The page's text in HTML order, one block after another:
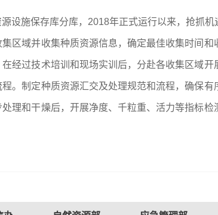
设施保存库分库，2018年正式运行以来，抢抓
区域并收集种质资源信息，确定最佳收集时间
经过技术培训和现场实训后，分赴各收集区域
。制定种质资源汇交及处理规范和流程，确保
理和干燥后，开展净度、千粒重、活力等指标